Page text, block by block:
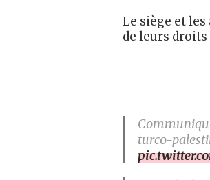
Le siège et
de leurs
turco-